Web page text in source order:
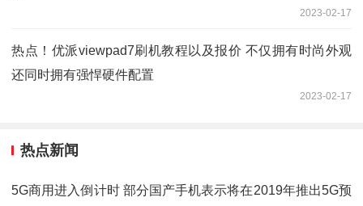
2023-02-17
热点！优派viewpad7刷机教程以及报价 不仅拥有时尚外观
还同时拥有强悍硬件配置
2023-02-17
热点新闻
5G商用进入倒计时 部分国产手机表示将在2019年推出5G预